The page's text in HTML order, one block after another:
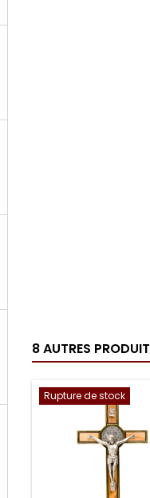
8 AUTRES
Rupture de stock